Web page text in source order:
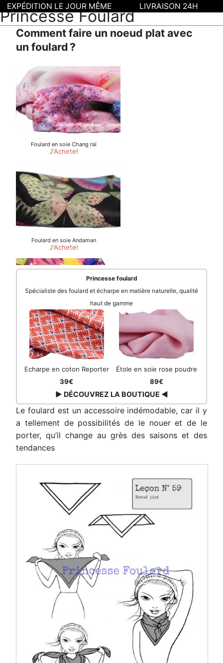
Princesse Foulard
Comment faire un noeud plat avec
un foulard ?
Princesse foulard
Spécialiste des foulard et écharpe en matière naturelle, qualité
haut de gamme
Echarpe en coton Reporter
39€
Étole en soie rose poudre
89€
▶ DÉCOUVREZ LA BOUTIQUE ◀
Le foulard est un accessoire indémodable, car il y
a tellement de possibilités de le nouer et de le
porter, qu’il change au grès des saisons et des
tendances
EXPÉDITION LE JOUR MÊME LIVRAISON 24H